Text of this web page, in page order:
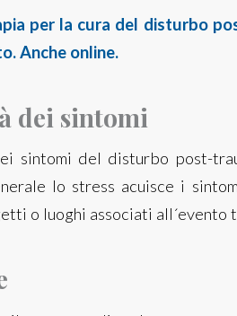
per la cura del disturbo
Anche online.
dei sintomi
sintomi del disturbo post-
lo stress acuisce i
o luoghi associati all´evento